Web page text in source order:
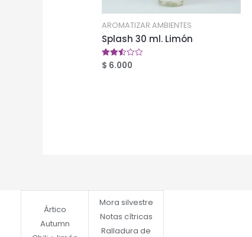
AROMATIZAR AMBIENTES
Splash 30 ml. Limón
Valorado
en
$ 6.000
Ártico
Autumn
Mora silvestre
Notas cítricas
Ralladura de